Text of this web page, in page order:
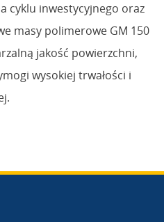
cyklu inwestycyjnego oraz
masy polimerowe GM 150
jakość powierzchni,
wysokiej trwałości i